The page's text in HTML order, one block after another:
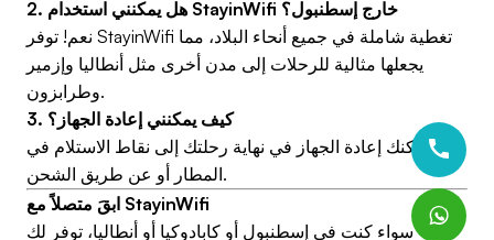
2. هل يمكنني استخدام StayinWifi خارج إسطنبول؟
نعم! توفر StayinWifi تغطية شاملة في جميع أنحاء البلاد، مما
يجعلها مثالية للرحلات إلى مدن أخرى مثل أنطاليا وإزمير
وطرابزون.
3. كيف يمكنني إعادة الجهاز؟
يمكنك إعادة الجهاز في نهاية رحلتك إلى نقاط الاستلام في
المطار أو عن طريق الشحن.
ابقَ متصلاً مع StayinWifi
سواء كنت في إسطنبول أو كابادوكيا أو أنطاليا، توفر لك